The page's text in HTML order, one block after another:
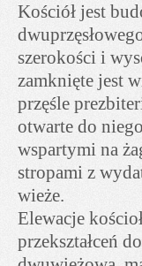
Kościół jest
szerokości i
zamknięte jest
przęśle
otwarte do
wspartymi na
stropami z
wieże.
Elewacje
przekształceń